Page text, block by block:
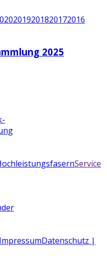
2019201820172016
2025
Service
ImpressumDatenschutz |